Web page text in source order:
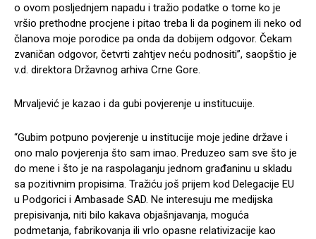
o ovom posljednjem napadu i tražio podatke o tome ko je
vršio prethodne procjene i pitao treba li da poginem ili neko od
članova moje porodice pa onda da dobijem odgovor. Čekam
zvaničan odgovor, četvrti zahtjev neću podnositi”, saopštio je
v.d. direktora Državnog arhiva Crne Gore.
Mrvaljević je kazao i da gubi povjerenje u institucuije.
“Gubim potpuno povjerenje u institucije moje jedine države i
ono malo povjerenja što sam imao. Preduzeo sam sve što je
do mene i što je na raspolaganju jednom građaninu u skladu
sa pozitivnim propisima. Tražiću još prijem kod Delegacije EU
u Podgorici i Ambasade SAD. Ne interesuju me medijska
prepisivanja, niti bilo kakava objašnjavanja, moguća
podmetanja, fabrikovanja ili vrlo opasne relativizacije kao